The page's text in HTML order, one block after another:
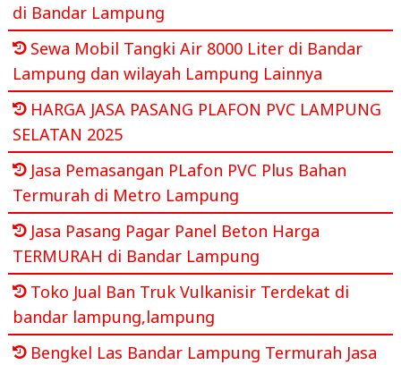
di Bandar Lampung
Sewa Mobil Tangki Air 8000 Liter di Bandar
Lampung dan wilayah Lampung Lainnya
HARGA JASA PASANG PLAFON PVC LAMPUNG
SELATAN 2025
Jasa Pemasangan PLafon PVC Plus Bahan
Termurah di Metro Lampung
Jasa Pasang Pagar Panel Beton Harga
TERMURAH di Bandar Lampung
Toko Jual Ban Truk Vulkanisir Terdekat di
bandar lampung,lampung
Bengkel Las Bandar Lampung Termurah Jasa